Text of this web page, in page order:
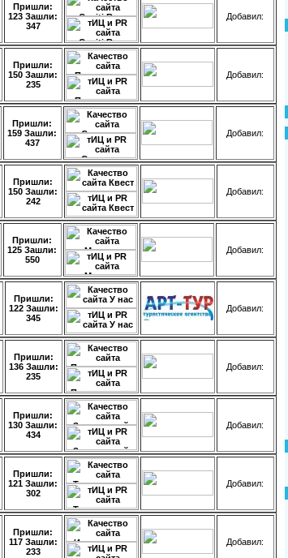
Пришли:
123 Зашли:
347
Добавил:
Пришли:
150 Зашли:
235
Добавил:
Пришли:
159 Зашли:
437
Добавил:
Пришли:
150 Зашли:
242
Добавил:
Пришли:
125 Зашли:
550
Добавил:
Пришли:
122 Зашли:
345
Добавил:
Пришли:
136 Зашли:
235
Добавил:
Пришли:
130 Зашли:
434
Добавил:
Пришли:
121 Зашли:
302
Добавил:
Пришли:
117 Зашли:
233
Добавил: